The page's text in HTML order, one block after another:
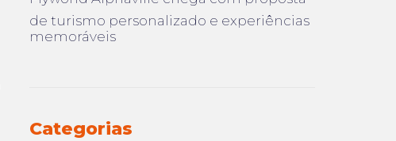
de turismo personalizado e experiências
memoráveis
Categorias